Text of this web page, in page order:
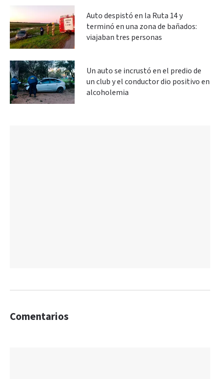
Auto despistó en la Ruta 14 y
terminó en una zona de bañados:
viajaban tres personas
Un auto se incrustó en el predio de
un club y el conductor dio positivo en
alcoholemia
Comentarios